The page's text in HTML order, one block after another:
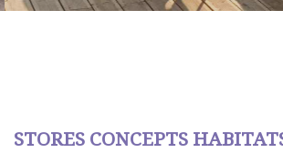
STORES CONCEPTS